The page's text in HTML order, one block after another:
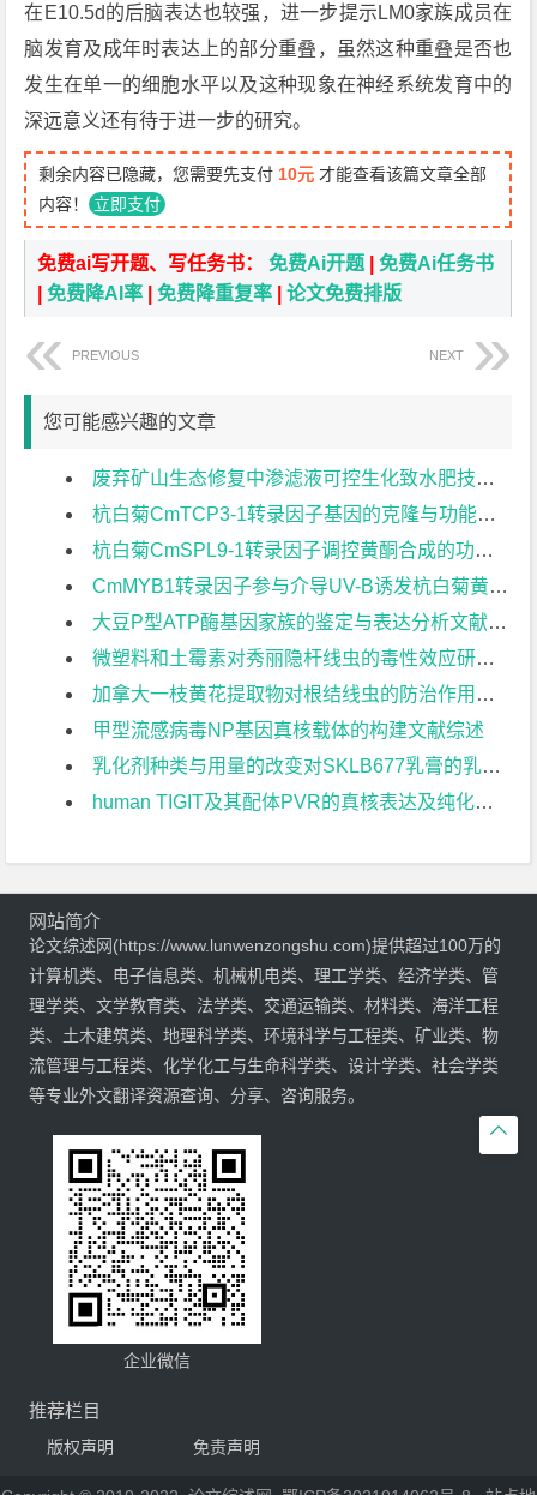
在E10.5d的后脑表达也较强，进一步提示LM0家族成员在
脑发育及成年时表达上的部分重叠，虽然这种重叠是否也
发生在单一的细胞水平以及这种现象在神经系统发育中的
深远意义还有待于进一步的研究。
剩余内容已隐藏，您需要先支付 10元 才能查看该篇文章全部
内容！ 立即支付
免费ai写开题、写任务书：免费Ai开题 |免费Ai任务书
|免费降AI率 |免费降重复率 |论文免费排版
PREVIOUS NEXT
您可能感兴趣的文章
废弃矿山生态修复中渗滤液可控生化致水肥技术研究文献综述
杭白菊CmTCP3-1转录因子基因的克隆与功能研究文献综述
杭白菊CmSPL9-1转录因子调控黄酮合成的功能研究文献综述
CmMYB1转录因子参与介导UV-B诱发杭白菊黄酮合成的功能研究文献综述
大豆P型ATP酶基因家族的鉴定与表达分析文献综述
微塑料和土霉素对秀丽隐杆线虫的毒性效应研究文献综述
加拿大一枝黄花提取物对根结线虫的防治作用研究文献综述
甲型流感病毒NP基因真核载体的构建文献综述
乳化剂种类与用量的改变对SKLB677乳膏的乳化体系及活性成分稳定性影响的初步研究文献综述
human TIGIT及其配体PVR的真核表达及纯化文献综述

网站简介
论文综述网(https://www.lunwenzongshu.com)提供超过100万的
计算机类、电子信息类、机械机电类、理工学类、经济学类、管
理学类、文学教育类、法学类、交通运输类、材料类、海洋工程
类、土木建筑类、地理科学类、环境科学与工程类、矿业类、物
流管理与工程类、化学化工与生命科学类、设计学类、社会学类
等专业外文翻译资源查询、分享、咨询服务。
企业微信
推荐栏目
版权声明 免责声明